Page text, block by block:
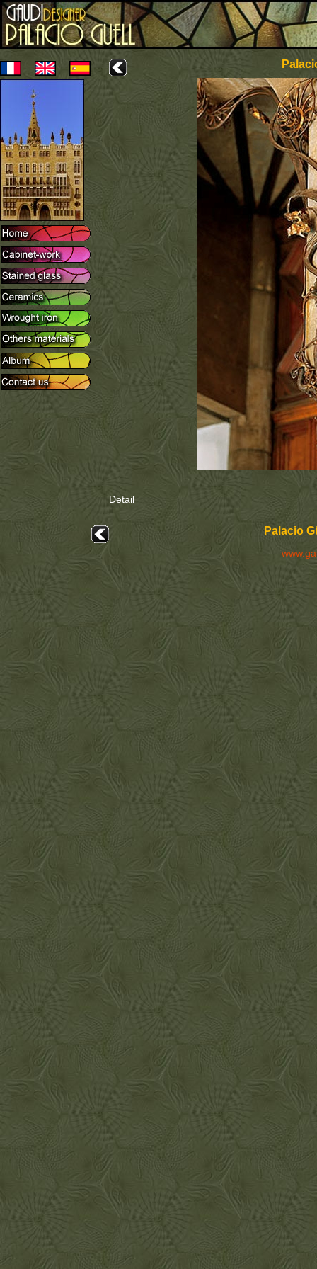
Detail
Palacio